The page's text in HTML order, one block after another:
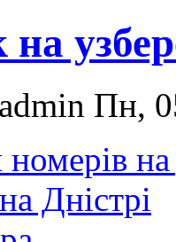
на
Пн,
на
Дністрі